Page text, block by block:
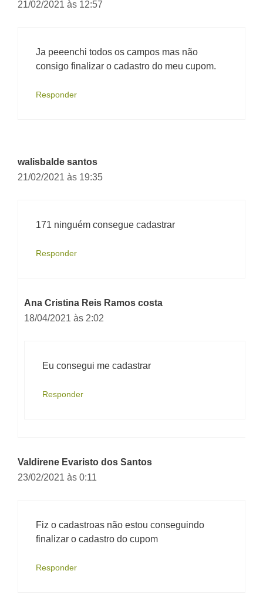
21/02/2021 às 12:57
Ja peeenchi todos os campos mas não
consigo finalizar o cadastro do meu cupom.
Responder
walisbalde santos
21/02/2021 às 19:35
171 ninguém consegue cadastrar
Responder
Ana Cristina Reis Ramos costa
18/04/2021 às 2:02
Eu consegui me cadastrar
Responder
Valdirene Evaristo dos Santos
23/02/2021 às 0:11
Fiz o cadastroas não estou conseguindo
finalizar o cadastro do cupom
Responder